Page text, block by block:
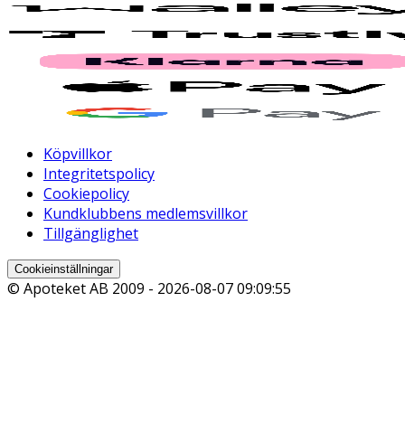
Köpvillkor
Integritetspolicy
Cookiepolicy
Kundklubbens medlemsvillkor
Tillgänglighet
Cookieinställningar
© Apoteket AB 2009 - 2026-08-07 09:09:55